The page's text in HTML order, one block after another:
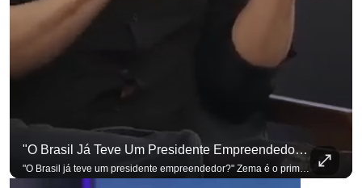
"O Brasil Já Teve Um Presidente Empreendedor?"
"O Brasil já teve um presidente empreendedor?" Zema é o primeiro a sentar na cadeira. Outros três presidenciáveis ainda vão passar por ela. A Sabatina Presidencial está no ar, com perguntas que vieram de uma pesquisa inédita com empresários. Acompanhe AO VIVO no YouTube do G4 Business. Se você busca informação com credibilidade, inscreva-se agora e ative o